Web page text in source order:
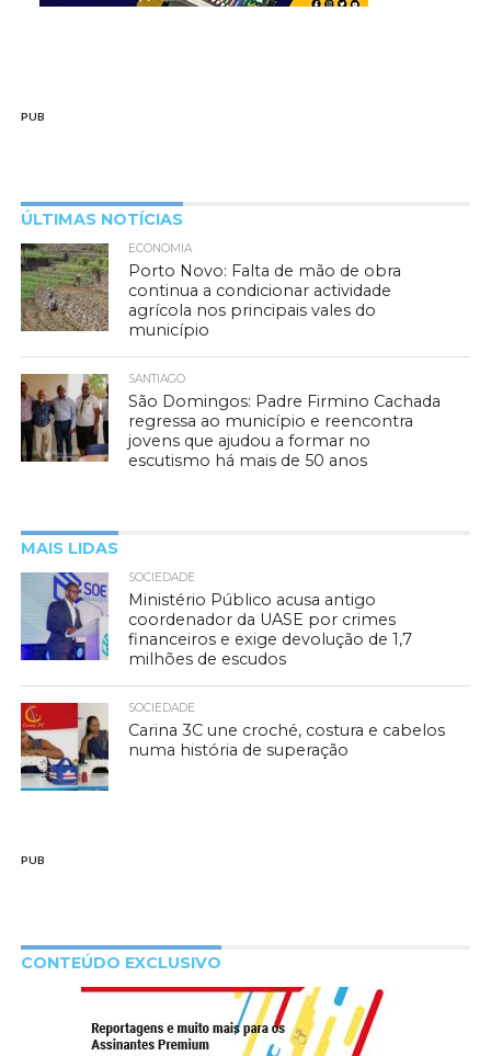
PUB
ÚLTIMAS NOTÍCIAS
ECONOMIA
Porto Novo: Falta de mão de obra
continua a condicionar actividade
agrícola nos principais vales do
município
SANTIAGO
São Domingos: Padre Firmino Cachada
regressa ao município e reencontra
jovens que ajudou a formar no
escutismo há mais de 50 anos
MAIS LIDAS
SOCIEDADE
Ministério Público acusa antigo
coordenador da UASE por crimes
financeiros e exige devolução de 1,7
milhões de escudos
SOCIEDADE
Carina 3C une croché, costura e cabelos
numa história de superação
PUB
CONTEÚDO EXCLUSIVO